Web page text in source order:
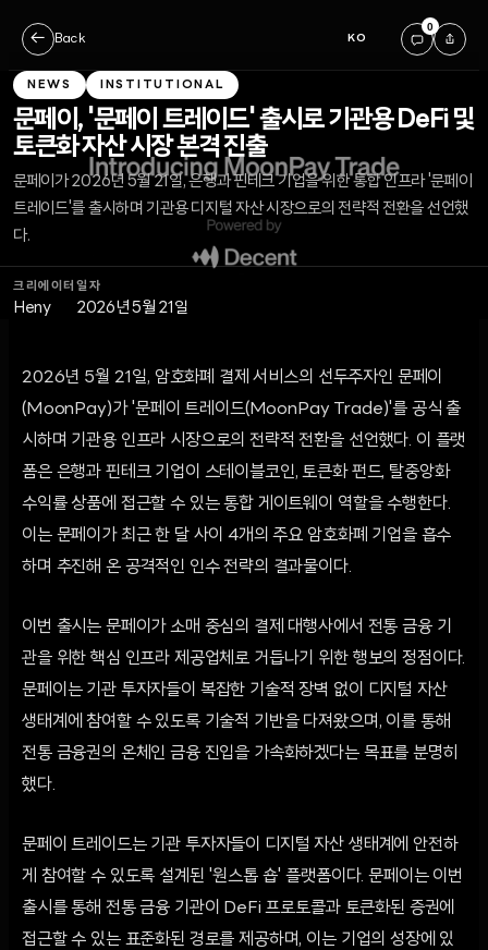
← Back KO
0
NEWS INSTITUTIONAL
문페이, '문페이 트레이드' 출시로 기관용 DeFi 및
토큰화 자산 시장 본격 진출
문페이가 2026년 5월 21일, 은행과 핀테크 기업을 위한 통합 인프라 '문페이
트레이드'를 출시하며 기관용 디지털 자산 시장으로의 전략적 전환을 선언했
다.
크리에이터
Heny
일자
2026년 5월 21일
2026년 5월 21일, 암호화폐 결제 서비스의 선두주자인 문페이
(MoonPay)가 '문페이 트레이드(MoonPay Trade)'를 공식 출
시하며 기관용 인프라 시장으로의 전략적 전환을 선언했다. 이 플랫
폼은 은행과 핀테크 기업이 스테이블코인, 토큰화 펀드, 탈중앙화
수익률 상품에 접근할 수 있는 통합 게이트웨이 역할을 수행한다.
이는 문페이가 최근 한 달 사이 4개의 주요 암호화폐 기업을 흡수
하며 추진해 온 공격적인 인수 전략의 결과물이다.
이번 출시는 문페이가 소매 중심의 결제 대행사에서 전통 금융 기
관을 위한 핵심 인프라 제공업체로 거듭나기 위한 행보의 정점이다.
문페이는 기관 투자자들이 복잡한 기술적 장벽 없이 디지털 자산
생태계에 참여할 수 있도록 기술적 기반을 다져왔으며, 이를 통해
전통 금융권의 온체인 금융 진입을 가속화하겠다는 목표를 분명히
했다.
문페이 트레이드는 기관 투자자들이 디지털 자산 생태계에 안전하
게 참여할 수 있도록 설계된 '원스톱 숍' 플랫폼이다. 문페이는 이번
출시를 통해 전통 금융 기관이 DeFi 프로토콜과 토큰화된 증권에
접근할 수 있는 표준화된 경로를 제공하며, 이는 기업의 성장에 있